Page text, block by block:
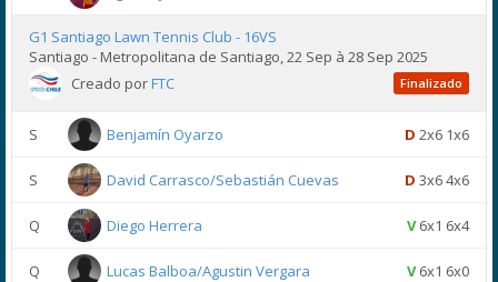
G1 Santiago Lawn Tennis Club - 16VS
Santiago - Metropolitana de Santiago, 22 Sep à 28 Sep 2025
Creado porFTC Finalizado
S Benjamín Oyarzo D 2x6 1x6
S David Carrasco/Sebastián Cuevas D 3x6 4x6
Q Diego Herrera V6x1 6x4
Q Lucas Balboa/Agustin Vergara V6x1 6x0